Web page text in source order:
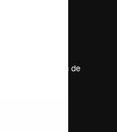
Tendências de